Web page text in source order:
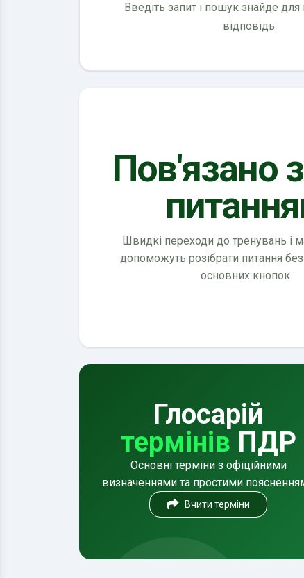
Введіть запит і пошук знайде
відповідь
Пов'язано
Швидкі переходи до тренувань і
допоможуть розібрати питання
основних кнопок
Глосарій
термінів ПДР
Основні терміни з офіційними
визначеннями та простими
Вчити терміни